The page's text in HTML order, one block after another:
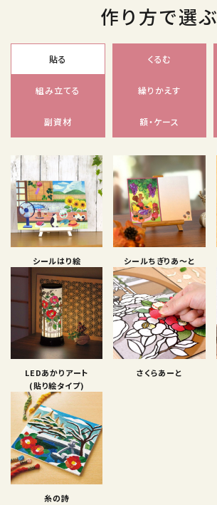
作り方で選ぶ
貼る くるむ
組み立てる 繰りかえす
副資材 額・ケース
シールはり絵 シールちぎりあ〜と
LEDあかりアート
(貼り絵タイプ)
さくらあーと
糸の詩